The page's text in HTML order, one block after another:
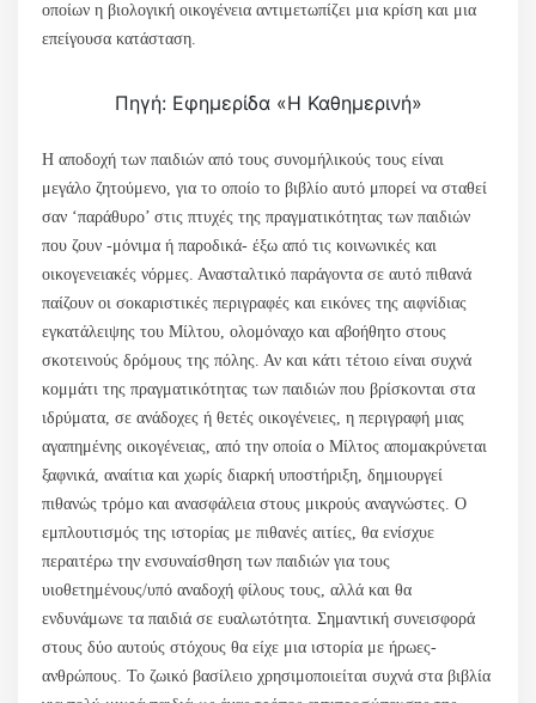
οποίων η βιολογική οικογένεια αντιμετωπίζει μια κρίση και μια
επείγουσα κατάσταση.
Πηγή: Εφημερίδα «Η Καθημερινή»
Η αποδοχή των παιδιών από τους συνομήλικούς τους είναι
μεγάλο ζητούμενο, για το οποίο το βιβλίο αυτό μπορεί να σταθεί
σαν ‘παράθυρο’ στις πτυχές της πραγματικότητας των παιδιών
που ζουν -μόνιμα ή παροδικά- έξω από τις κοινωνικές και
οικογενειακές νόρμες. Ανασταλτικό παράγοντα σε αυτό πιθανά
παίζουν οι σοκαριστικές περιγραφές και εικόνες της αιφνίδιας
εγκατάλειψης του Μίλτου, ολομόναχο και αβοήθητο στους
σκοτεινούς δρόμους της πόλης. Αν και κάτι τέτοιο είναι συχνά
κομμάτι της πραγματικότητας των παιδιών που βρίσκονται στα
ιδρύματα, σε ανάδοχες ή θετές οικογένειες, η περιγραφή μιας
αγαπημένης οικογένειας, από την οποία ο Μίλτος απομακρύνεται
ξαφνικά, αναίτια και χωρίς διαρκή υποστήριξη, δημιουργεί
πιθανώς τρόμο και ανασφάλεια στους μικρούς αναγνώστες. Ο
εμπλουτισμός της ιστορίας με πιθανές αιτίες, θα ενίσχυε
περαιτέρω την ενσυναίσθηση των παιδιών για τους
υιοθετημένους/υπό αναδοχή φίλους τους, αλλά και θα
ενδυνάμωνε τα παιδιά σε ευαλωτότητα. Σημαντική συνεισφορά
στους δύο αυτούς στόχους θα είχε μια ιστορία με ήρωες-
ανθρώπους. Το ζωικό βασίλειο χρησιμοποιείται συχνά στα βιβλία